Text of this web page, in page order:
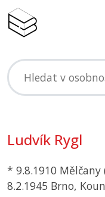
Ludvík Rygl
* 9.8.1910 Mělčany
8.2.1945 Brno,